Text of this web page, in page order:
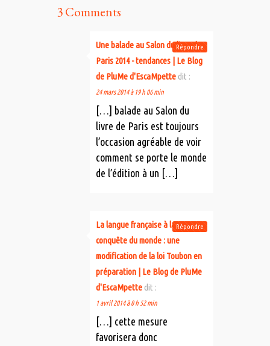
3 Comments
Une balade au Salon du livre de
Paris 2014 - tendances | Le Blog
de PluMe d'EscaMpette dit :
24 mars 2014 à 19 h 06 min
[…] balade au Salon du
livre de Paris est toujours
l’occasion agréable de voir
comment se porte le monde
de l’édition à un […]
Répondre
La langue française à la
conquête du monde : une
modification de la loi Toubon en
préparation | Le Blog de PluMe
d'EscaMpette dit :
1 avril 2014 à 0 h 52 min
[…] cette mesure
favorisera donc
Répondre